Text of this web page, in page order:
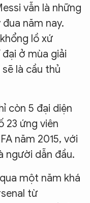
vẫn là những
năm nay.
lồ xứ
ở mùa giải
là cầu thủ
còn 5 đại diện
23 ứng viên
năm 2015, với
người dẫn đầu.
một năm khá
từ